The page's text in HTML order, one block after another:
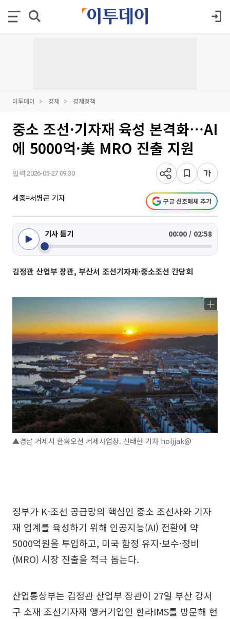
이투데이 경제 경제정책
중소 조선·기자재 육성 본격화⋯AI
에 5000억·美 MRO 진출 지원
입력 2026-05-27 09:30
세종=서병곤 기자 구글 선호매체 추가
기사 듣기 00:00 / 02:58
김정관 산업부 장관, 부산서 조선기자재·중소조선 간담회
▲경남 거제시 한화오션 거제사업장. 신태현 기자 holjjak@
정부가 K-조선 공급망의 핵심인 중소 조선사와 기자
재 업계를 육성하기 위해 인공지능(AI) 전환에 약
5000억원을 투입하고, 미국 함정 유지·보수·정비
(MRO) 시장 진출을 적극 돕는다.
산업통상부는 김정관 산업부 장관이 27일 부산 강서
구 소재 조선기자재 앵커기업인 한라IMS를 방문해 현